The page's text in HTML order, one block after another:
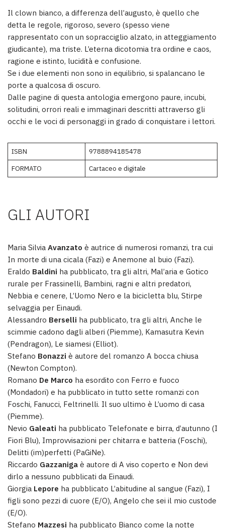
Il clown bianco, a differenza dell’augusto, è quello che
detta le regole, rigoroso, severo (spesso viene
rappresentato con un sopracciglio alzato, in atteggiamento
giudicante), ma triste. L’eterna dicotomia tra ordine e caos,
ragione e istinto, lucidità e confusione.
Se i due elementi non sono in equilibrio, si spalancano le
porte a qualcosa di oscuro.
Dalle pagine di questa antologia emergono paure, incubi,
solitudini, orrori reali e immaginari descritti attraverso gli
occhi e le voci di personaggi in grado di conquistare i lettori.
ISBN
9788894185478
FORMATO
Cartaceo e digitale
GLI AUTORI
Maria Silvia Avanzato è autrice di numerosi romanzi, tra cui
In morte di una cicala (Fazi) e Anemone al buio (Fazi).
Eraldo Baldini ha pubblicato, tra gli altri, Mal’aria e Gotico
rurale per Frassinelli, Bambini, ragni e altri predatori,
Nebbia e cenere, L’Uomo Nero e la bicicletta blu, Stirpe
selvaggia per Einaudi.
Alessandro Berselli ha pubblicato, tra gli altri, Anche le
scimmie cadono dagli alberi (Piemme), Kamasutra Kevin
(Pendragon), Le siamesi (Elliot).
Stefano Bonazzi è autore del romanzo A bocca chiusa
(Newton Compton).
Romano De Marco ha esordito con Ferro e fuoco
(Mondadori) e ha pubblicato in tutto sette romanzi con
Foschi, Fanucci, Feltrinelli. Il suo ultimo è L’uomo di casa
(Piemme).
Nevio Galeati ha pubblicato Telefonate e birra, d’autunno (I
Fiori Blu), Improvvisazioni per chitarra e batteria (Foschi),
Delitti (im)perfetti (PaGiNe).
Riccardo Gazzaniga è autore di A viso coperto e Non devi
dirlo a nessuno pubblicati da Einaudi.
Giorgia Lepore ha pubblicato L’abitudine al sangue (Fazi), I
figli sono pezzi di cuore (E/O), Angelo che sei il mio custode
(E/O).
Stefano Mazzesi ha pubblicato Bianco come la notte